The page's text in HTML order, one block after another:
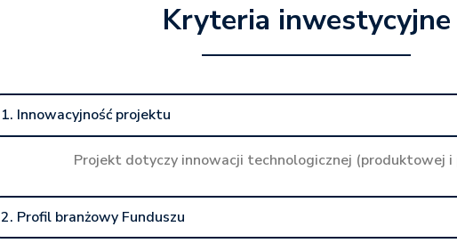
Kryteria inwestycyjne
1. Innowacyjność projektu
Projekt dotyczy innowacji technologicznej (produktowej i
2. Profil branżowy Funduszu